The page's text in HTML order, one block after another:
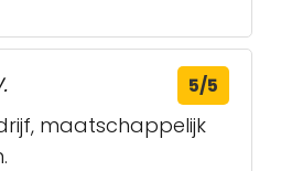
5/5
maatschappelijk